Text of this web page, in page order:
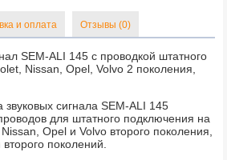
и оплата Отзывы (0)
SEM-ALI 145 c проводкой штатного
Nissan, Opel, Volvo 2 поколения,
звуковых сигнала SEM-ALI 145
для штатного подключения на
Opel и Volvo второго поколения,
поколений.